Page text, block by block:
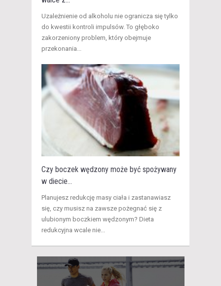
​Uzależnienie od alkoholu nie ogranicza się tylko
do kwestii kontroli impulsów. To głęboko
zakorzeniony problem, który obejmuje
przekonania...
Czy boczek wędzony może być spożywany
w diecie...
Planujesz redukcję masy ciała i zastanawiasz
się, czy musisz na zawsze pożegnać się z
ulubionym boczkiem wędzonym? Dieta
redukcyjna wcale nie...